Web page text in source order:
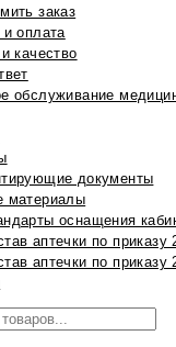
заказ
и оплата
качество
обслуживание
документы
материалы
оснащения
аптечки по приказу
аптечки по приказу